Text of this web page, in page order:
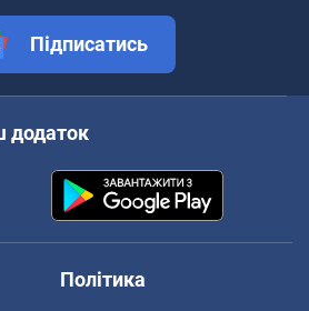
Підписатись
додаток
Політика